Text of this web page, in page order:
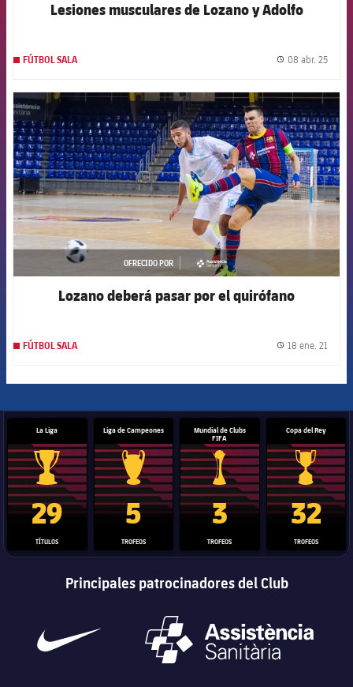
Lesiones musculares de Lozano y Adolfo
FÚTBOL SALA 08 abr. 25
FCB Barcelona badge
OFRECIDO POR
asistencia
Lozano deberá pasar por el quirófano
FÚTBOL SALA 18 ene. 21
La Liga
Trofeo de La Liga
29
TÍTULOS
Liga de Campeones
Trofeo de la Liga de Campeones
5
TROFEOS
Mundial de Clubs
FIFA
Trofeo del Mundial de
3
TROFEOS
Copa del Rey
Copa del
32
TROFEOS
Principales patrocinadores del Club